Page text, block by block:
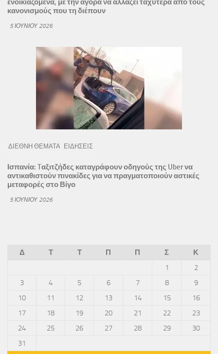
ενοικιαζόμενα, με την αγορά να αλλάζει ταχύτερα από τους
κανονισμούς που τη διέπουν
5 ΙΟΥΝΊΟΥ 2026
ΔΙΕΘΝΗ ΘΕΜΑΤΑ ΕΙΔΗΣΕΙΣ
Ισπανία: Tαξιτζήδες καταγράφουν οδηγούς της Uber να
αντικαθιστούν πινακίδες για να πραγματοποιούν αστικές
μεταφορές στο Βίγο
5 ΙΟΥΝΊΟΥ 2026
Δ Τ Τ Π Π Σ
Κ
1
2
3
4 5 6 7 8
9
10
11 12 13 14 15
16
17
18 19 20 21 22
23
24
25 26 27 28 29
30
31